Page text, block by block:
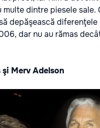
dintre piesele sale.
depăşească diferenţele
dar nu au rămas
şi Merv Adelson